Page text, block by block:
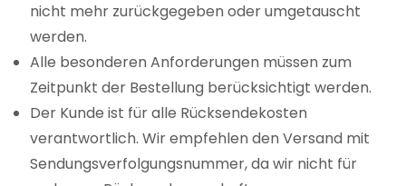
nicht mehr zurückgegeben oder umgetauscht
werden.
Alle besonderen Anforderungen müssen zum
Zeitpunkt der Bestellung berücksichtigt werden.
Der Kunde ist für alle Rücksendekosten
verantwortlich. Wir empfehlen den Versand mit
Sendungsverfolgungsnummer, da wir nicht für